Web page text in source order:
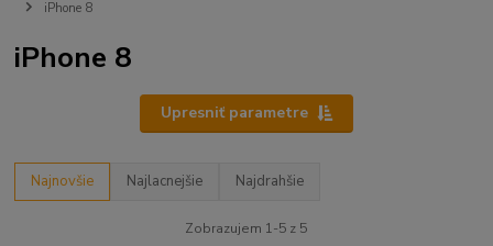
iPhone 8
iPhone 8
Upresniť parametre
Najnovšie Najlacnejšie Najdrahšie
Zobrazujem 1-5 z 5